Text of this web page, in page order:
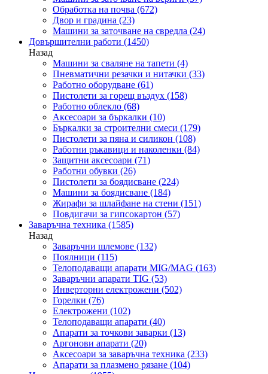
Обработка на почва (672)
Двор и градина (23)
Машини за заточване на свредла (24)
Довършителни работи (1450)
Назад
Машини за сваляне на тапети (4)
Пневматични резачки и нитачки (33)
Работно оборудване (61)
Пистолети за горещ въздух (158)
Работно облекло (68)
Аксесоари за бъркалки (10)
Бъркалки за строителни смеси (179)
Пистолети за пяна и силикон (108)
Работни ръкавици и наколенки (84)
Защитни аксесоари (71)
Работни обувки (26)
Пистолети за боядисване (224)
Машини за боядисване (184)
Жирафи за шлайфане на стени (151)
Повдигачи за гипсокартон (57)
Заваръчна техника (1585)
Назад
Заваръчни шлемове (132)
Поялници (115)
Телоподаващи апарати MIG/MAG (163)
Заваръчни апарати TIG (53)
Инверторни електрожени (502)
Горелки (76)
Електрожени (102)
Телоподаващи апарати (40)
Апарати за точкови заварки (13)
Аргонови апарати (20)
Аксесоари за заваръчна техника (233)
Апарати за плазмено рязане (104)